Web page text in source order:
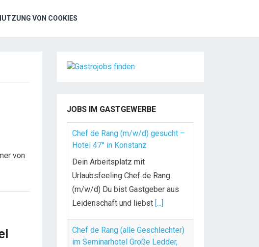
VON COOKIES
von
JOBS IM GASTGEWERBE
Chef de Rang (m/w/d) gesucht –
Hotel 47° in Konstanz
Dein Arbeitsplatz mit
Urlaubsfeeling Chef de Rang
(m/w/d) Du bist Gastgeber aus
Leidenschaft und liebst [...]
Chef de Rang (alle Geschlechter)
im Seminarhotel Große Ledder,